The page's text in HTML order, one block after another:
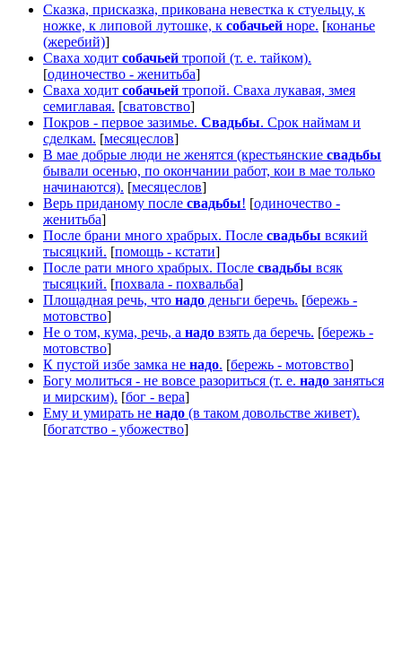
Сказка, присказка, прикована невестка к стуельцу, к
ножке, к липовой лутошке, к собачьей норе. [конанье
(жеребий)]
Сваха ходит собачьей тропой (т. е. тайком).
[одиночество - женитьба]
Сваха ходит собачьей тропой. Сваха лукавая, змея
семиглавая. [сватовство]
Покров - первое зазимье. Свадьбы. Срок наймам и
сделкам. [месяцеслов]
В мае добрые люди не женятся (крестьянские свадьбы
бывали осенью, по окончании работ, кои в мае только
начинаются). [месяцеслов]
Верь приданому после свадьбы! [одиночество -
женитьба]
После брани много храбрых. После свадьбы всякий
тысяцкий. [помощь - кстати]
После рати много храбрых. После свадьбы всяк
тысяцкий. [похвала - похвальба]
Площадная речь, что надо деньги беречь. [бережь -
мотовство]
Не о том, кума, речь, а надо взять да беречь. [бережь -
мотовство]
К пустой избе замка не надо. [бережь - мотовство]
Богу молиться - не вовсе разориться (т. е. надо заняться
и мирским). [бог - вера]
Ему и умирать не надо (в таком довольстве живет).
[богатство - убожество]